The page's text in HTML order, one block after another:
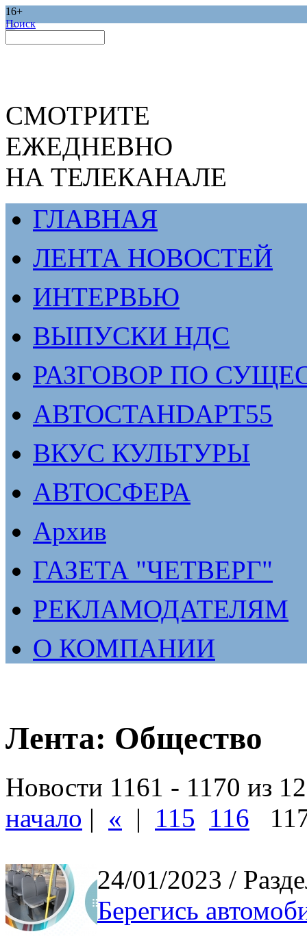
16+
Поиск
СМОТРИТЕ
ЕЖЕДНЕВНО
НА ТЕЛЕКАНАЛЕ
ГЛАВНАЯ
ЛЕНТА НОВОСТЕЙ
ИНТЕРВЬЮ
ВЫПУСКИ НДС
РАЗГОВОР ПО
АВТОСТАНDАРТ55
ВКУС КУЛЬТУРЫ
АВТОСФЕРА
Архив
ГАЗЕТА "ЧЕТВЕРГ"
РЕКЛАМОДАТЕЛЯМ
О КОМПАНИИ
Лента: Общество
Новости 1161 - 1170 из
начало | « | 115 116
24/01/2023 /
Берегись